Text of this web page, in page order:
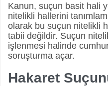
Kanun, suçun basit hali
nitelikli hallerini
olarak bu suçun nitelikli
tabii değildir. Suçun
işlenmesi halinde
soruşturma açar.
Hakaret